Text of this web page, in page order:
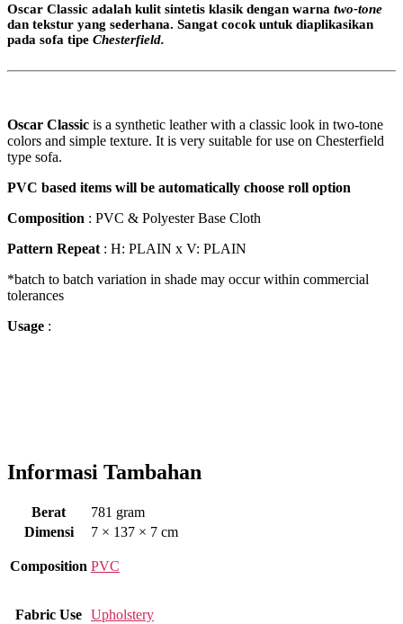
Oscar Classic adalah kulit sintetis klasik dengan warna two-tone
dan tekstur yang sederhana. Sangat cocok untuk diaplikasikan
pada sofa tipe Chesterfield.
Oscar Classic is a synthetic leather with a classic look in two-tone
colors and simple texture. It is very suitable for use on Chesterfield
type sofa.
PVC based items will be automatically choose roll option
Composition : PVC & Polyester Base Cloth
Pattern Repeat : H: PLAIN x V: PLAIN
*batch to batch variation in shade may occur within commercial
tolerances
Usage :
Informasi Tambahan
Berat
781 gram
Dimensi
7 × 137 × 7 cm
Composition PVC
Fabric Use Upholstery